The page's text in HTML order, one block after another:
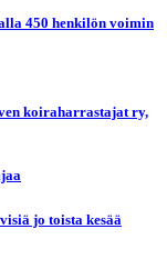
450 henkilön voimin
koiraharrastajat ry,
jo toista kesää